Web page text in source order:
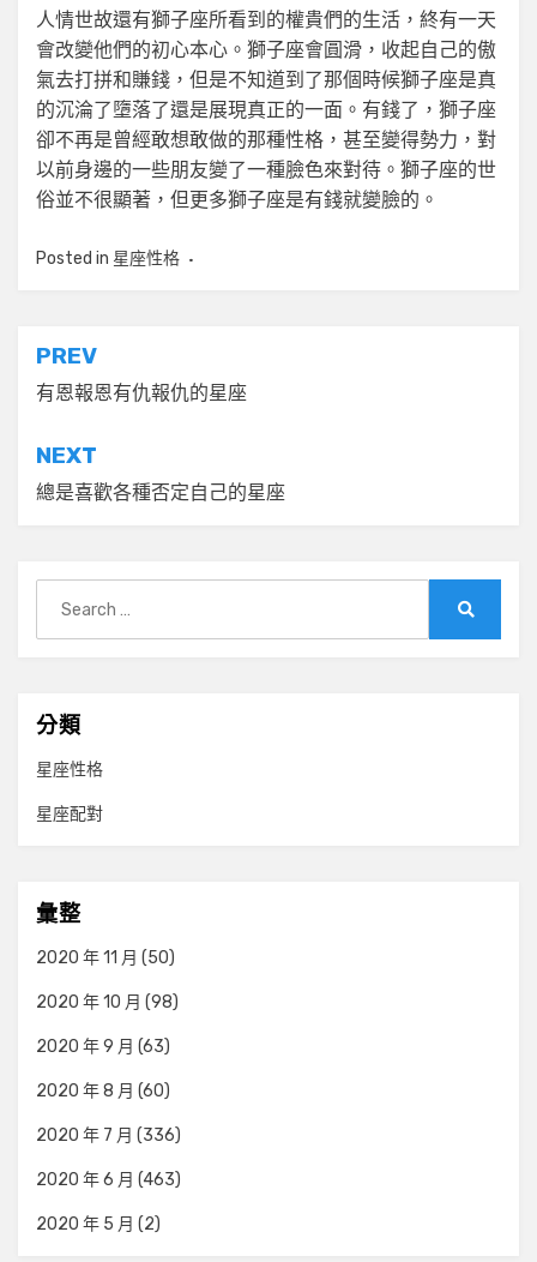
人情世故還有獅子座所看到的權貴們的生活，終有一天
會改變他們的初心本心。獅子座會圓滑，收起自己的傲
氣去打拼和賺錢，但是不知道到了那個時候獅子座是真
的沉淪了墮落了還是展現真正的一面。有錢了，獅子座
卻不再是曾經敢想敢做的那種性格，甚至變得勢力，對
以前身邊的一些朋友變了一種臉色來對待。獅子座的世
俗並不很顯著，但更多獅子座是有錢就變臉的。
Posted in 星座性格
文
章
導
覽
PREV
有恩報恩有仇報仇的星座
NEXT
總是喜歡各種否定自己的星座
for:
分類
星座性格
星座配對
彙整
2020 年 11 月 (50)
2020 年 10 月 (98)
2020 年 9 月 (63)
2020 年 8 月 (60)
2020 年 7 月 (336)
2020 年 6 月 (463)
2020 年 5 月 (2)